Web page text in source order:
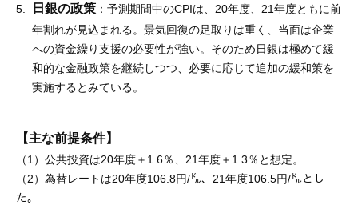
日銀の政策 ：予測期間中のCPIは、20年度、21年度ともに前
年割れが見込まれる。景気回復の足取りは重く、当面は企業
への資金繰り支援の必要性が強い。そのため日銀は極めて緩
和的な金融政策を継続しつつ、必要に応じて追加の緩和策を
実施するとみている。
【主な前提条件】
（1）公共投資は20年度＋1.6％、21年度＋1.3％と想定。
（2）為替レートは20年度106.8円/㌦、21年度106.5円/㌦とし
た。